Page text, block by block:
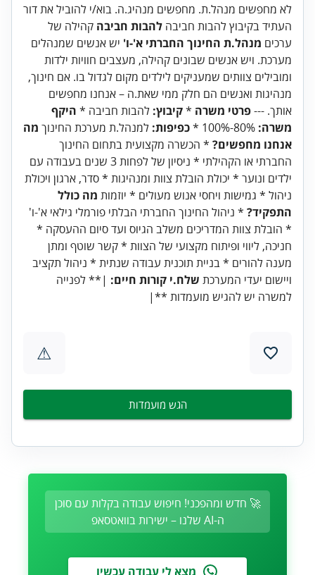
לא מחפשים מנהל.ת. מחפשים מנהיג.ה. בוא/י להוביל את דור
העתיד בקיבוץ להבות חביבה להבות חביבה קהילה של
ערכים מנהל.ת החינוך החברתי א'-ו' יש אנשים שמנהלים
מערכת. ויש אנשים שבונים קהילה, מעצבים חוויות ילדות
ומובילים צוותים שמעניקים לילדים מקום לגדול בו. אם חינוך,
מנהיגות ואנשים הם חלק ממי שאת.ה – אנחנו מחפשים
אותך. ---פרטי משרה *קיבוץ: להבות חביבה * היקף
משרה:
כפיפות: למנהל.ת מערכת החינוך מה
אנחנו מחפשים? * הכשרה מקצועית בתחום החינוך
החברתי או הקהילתי * ניסיון של לפחות 3 שנים בעבודה עם
ילדים ונוער * יכולת הובלת צוות ומנהיגות * סדר, ארגון ויכולת
ניהול * גמישות ויחסי אנוש מעולים * יוזמות מה כולל
התפקיד? * ניהול החינוך החברתי הבלתי פורמלי גילאי א'-ו'
* הובלת צוות המדריכים משלב הגיוס ועד סיום ההעסקה *
חניכה, ליווי ופיתוח מקצועי של הצוות * קשר שוטף ומתן
מענה להורים * בניית תוכנית עבודה שנתית * ניהול תקציב
ויישום יעדי המערכת שלח.י קורות חיים: |** לפנייה
למשרה יש להגיש מועמדות **|
⚠
הגש מועמדות
🚀 חדש ומהפכני! חיפוש עבודה בקלות עם סוכן
ה-AI שלנו – ישירות בוואטסאפ
מצא לי עבודה עכשיו